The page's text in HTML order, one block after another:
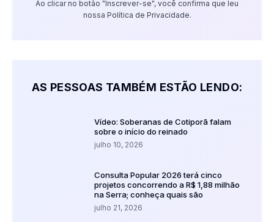
Ao clicar no botão "Inscrever-se", você confirma que leu
nossa Política de Privacidade.
AS PESSOAS TAMBÉM ESTÃO LENDO:
Vídeo: Soberanas de Cotiporã falam
sobre o início do reinado
julho 10, 2026
Consulta Popular 2026 terá cinco
projetos concorrendo a R$ 1,88 milhão
na Serra; conheça quais são
julho 21, 2026